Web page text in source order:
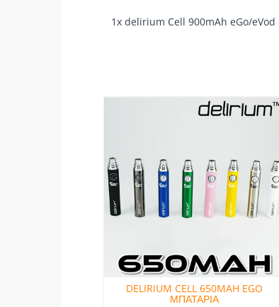
1x delirium Cell 900mAh eGo/eVod
DELIRIUM CELL 650MAH EGO
ΜΠΑΤΑΡΙΑ